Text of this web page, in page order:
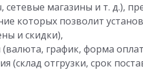
магазины и т. д.),
которых позволит
и скидки),
график, форма
(склад отгрузки, срок